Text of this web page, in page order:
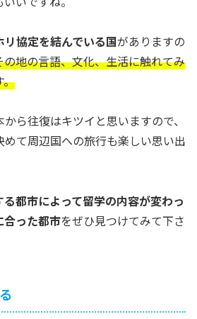
リ協定を結んでいる国がありますの
地の言語、文化、生活に触れてみ
。
ら往復はキツイと思いますので、
めて周辺国への旅行も楽しい思い出
る都市によって留学の内容が変わっ
合った都市をぜひ見つけてみて下さ